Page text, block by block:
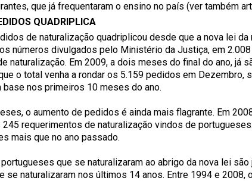
que já frequentaram o ensino no país (ver também
QUADRIPLICA
de naturalização quadriplicou desde que a nova lei da
números divulgados pelo Ministério da Justiça, em
naturalização. Em 2009, a dois meses do final do ano, já
o total venha a rondar os 5.159 pedidos em Dezembro,
nos primeiros 10 meses do ano.
o aumento de pedidos é ainda mais flagrante. Em
requerimentos de naturalização vindos de
mais que no ano passado.
que se naturalizaram ao abrigo da nova lei
se naturalizaram nos últimos 14 anos. Entre 1994 e 2008,